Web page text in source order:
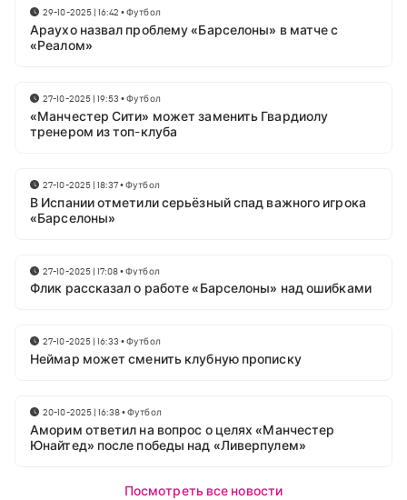
29-10-2025 | 16:42 •Футбол
Араухо назвал проблему «Барселоны» в матче с
«Реалом»
27-10-2025 | 19:53 •Футбол
«Манчестер Сити» может заменить Гвардиолу
тренером из топ-клуба
27-10-2025 | 18:37•Футбол
В Испании отметили серьёзный спад важного игрока
«Барселоны»
27-10-2025 | 17:08•Футбол
Флик рассказал о работе «Барселоны» над ошибками
27-10-2025 | 16:33 •Футбол
Неймар может сменить клубную прописку
20-10-2025 | 16:38•Футбол
Аморим ответил на вопрос о целях «Манчестер
Юнайтед» после победы над «Ливерпулем»
Посмотреть все новости